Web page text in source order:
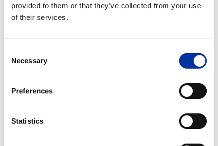
provided to them or that they’ve collected from your use
of their services.
Selection
Necessary
Preferences
Statistics